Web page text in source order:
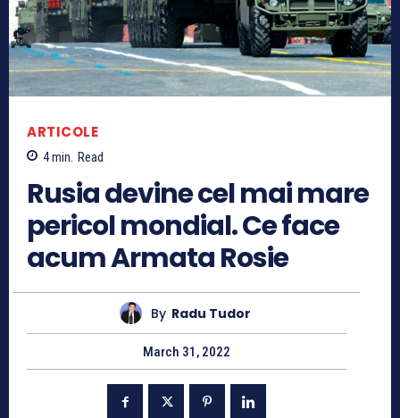
ARTICOLE
4min. Read
Rusia devine cel mai mare
pericol mondial. Ce face
acum Armata Rosie
By Radu Tudor
March 31, 2022